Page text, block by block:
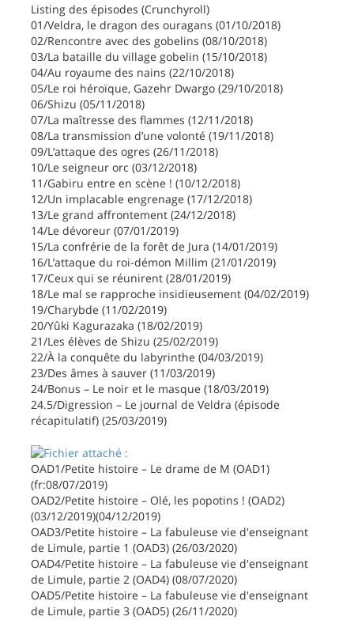
Listing des épisodes (Crunchyroll)
01/Veldra, le dragon des ouragans (01/10/2018)
02/Rencontre avec des gobelins (08/10/2018)
03/La bataille du village gobelin (15/10/2018)
04/Au royaume des nains (22/10/2018)
05/Le roi héroïque, Gazehr Dwargo (29/10/2018)
06/Shizu (05/11/2018)
07/La maîtresse des flammes (12/11/2018)
08/La transmission d’une volonté (19/11/2018)
09/L’attaque des ogres (26/11/2018)
10/Le seigneur orc (03/12/2018)
11/Gabiru entre en scène ! (10/12/2018)
12/Un implacable engrenage (17/12/2018)
13/Le grand affrontement (24/12/2018)
14/Le dévoreur (07/01/2019)
15/La confrérie de la forêt de Jura (14/01/2019)
16/L’attaque du roi-démon Millim (21/01/2019)
17/Ceux qui se réunirent (28/01/2019)
18/Le mal se rapproche insidieusement (04/02/2019)
19/Charybde (11/02/2019)
20/Yûki Kagurazaka (18/02/2019)
21/Les élèves de Shizu (25/02/2019)
22/À la conquête du labyrinthe (04/03/2019)
23/Des âmes à sauver (11/03/2019)
24/Bonus – Le noir et le masque (18/03/2019)
24.5/Digression – Le journal de Veldra (épisode
récapitulatif) (25/03/2019)
OAD1/Petite histoire – Le drame de M (OAD1)
(fr:08/07/2019)
OAD2/Petite histoire – Olé, les popotins ! (OAD2)
(03/12/2019)(04/12/2019)
OAD3/Petite histoire – La fabuleuse vie d'enseignant
de Limule, partie 1 (OAD3) (26/03/2020)
OAD4/Petite histoire – La fabuleuse vie d'enseignant
de Limule, partie 2 (OAD4) (08/07/2020)
OAD5/Petite histoire – La fabuleuse vie d'enseignant
de Limule, partie 3 (OAD5) (26/11/2020)